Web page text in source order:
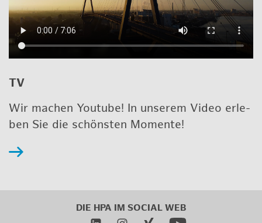
TV
Wir ma­chen Youtube! In un­se­rem Video er­le­
ben Sie die schöns­ten Mo­men­te!
DIE HPA IM SO­CI­AL WEB